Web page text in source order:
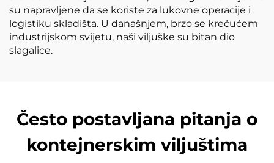
su napravljene da se koriste za lukovne operacije i
logistiku skladišta. U današnjem, brzo se krećućem
industrijskom svijetu, naši viljuške su bitan dio
slagalice.
Često postavljana pitanja o
kontejnerskim viljuštima